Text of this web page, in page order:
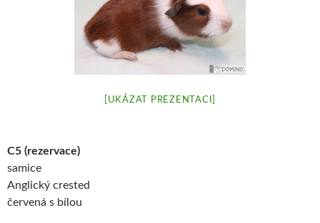
[UKÁZAT PREZENTACI]
C5 (rezervace)
samice
Anglický crested
červená s bílou